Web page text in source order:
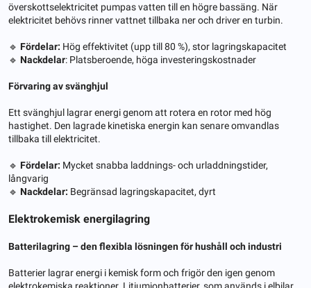
överskottselektricitet pumpas vatten till en högre bassäng. När
elektricitet behövs rinner vattnet tillbaka ner och driver en turbin.
🔹 Fördelar: Hög effektivitet (upp till 80 %), stor lagringskapacitet
🔹 Nackdelar: Platsberoende, höga investeringskostnader
Förvaring av svänghjul
Ett svänghjul lagrar energi genom att rotera en rotor med hög
hastighet. Den lagrade kinetiska energin kan senare omvandlas
tillbaka till elektricitet.
🔹 Fördelar: Mycket snabba laddnings- och urladdningstider,
långvarig
🔹 Nackdelar: Begränsad lagringskapacitet, dyrt
Elektrokemisk energilagring
Batterilagring – den flexibla lösningen för hushåll och industri
Batterier lagrar energi i kemisk form och frigör den igen genom
elektrokemiska reaktioner. Litiumjonbatterier, som används i elbilar